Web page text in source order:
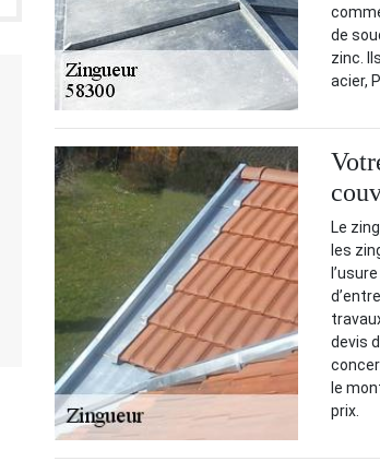
de
zinc.
acier,
Le
les
devis
le
prix.